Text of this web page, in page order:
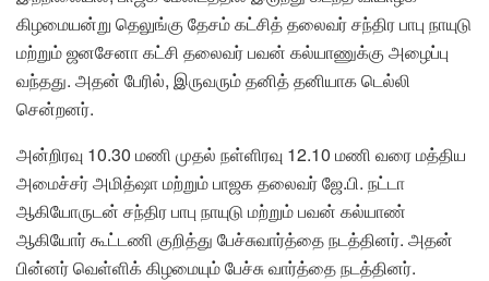
கிழமையன்று தெலுங்கு தேசம் கட்சித் தலைவர் சந்திர பாபு நாயுடு
மற்றும் ஜனசேனா கட்சி தலைவர் பவன் கல்யாணுக்கு அழைப்பு
வந்தது. அதன் பேரில், இருவரும் தனித் தனியாக டெல்லி
சென்றனர்.
அன்றிரவு 10.30 மணி முதல் நள்ளிரவு 12.10 மணி வரை மத்திய
அமைச்சர் அமித்ஷா மற்றும் பாஜக தலைவர் ஜே.பி. நட்டா
ஆகியோருடன் சந்திர பாபு நாயுடு மற்றும் பவன் கல்யாண்
ஆகியோர் கூட்டணி குறித்து பேச்சுவார்த்தை நடத்தினர். அதன்
பின்னர் வெள்ளிக் கிழமையும் பேச்சு வார்த்தை நடத்தினர்.